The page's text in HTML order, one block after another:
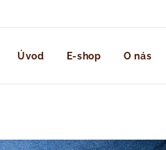
Úvod E-shop O nás